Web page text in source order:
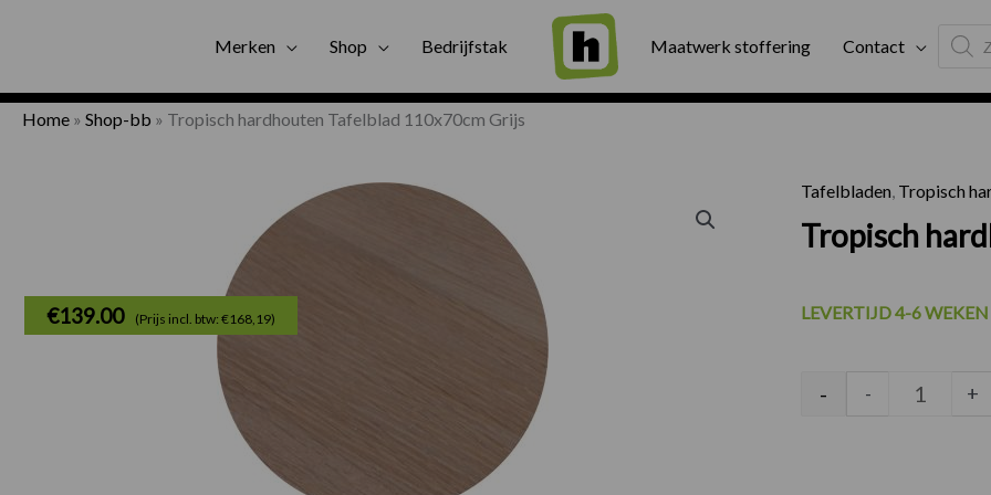
Merken Shop Bedrijfstak Maatwerk stoffering Contact
search
Gratis bezorging Binnen twee werkdagen geleverd
Home » Shop-bb » Tropisch hardhouten Tafelblad 110x70cm Grijs
Tafelbladen, Tropisch
Tropisch
€139.00 (Prijs incl. btw: €168,19) LEVERTIJD 4-6 WEKEN
Tropisch
- - +